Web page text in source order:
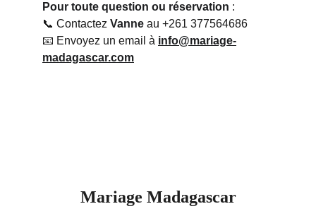
Pour toute question ou réservation :
📞 Contactez Vanne au +261 377564686
📧 Envoyez un email à info@mariage-
madagascar.com
Mariage Madagascar